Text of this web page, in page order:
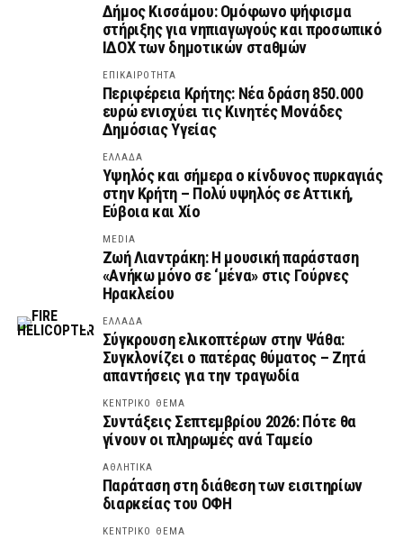
Δήμος Κισσάμου: Ομόφωνο ψήφισμα
στήριξης για νηπιαγωγούς και προσωπικό
ΙΔΟΧ των δημοτικών σταθμών
ΕΠΙΚΑΙΡΟΤΗΤΑ
Περιφέρεια Κρήτης: Νέα δράση 850.000
ευρώ ενισχύει τις Κινητές Μονάδες
Δημόσιας Υγείας
ΕΛΛΑΔΑ
Υψηλός και σήμερα ο κίνδυνος πυρκαγιάς
στην Κρήτη – Πολύ υψηλός σε Αττική,
Εύβοια και Χίο
MEDIA
Ζωή Λιαντράκη: Η μουσική παράσταση
«Ανήκω μόνο σε ‘μένα» στις Γούρνες
Ηρακλείου
ΕΛΛΑΔΑ
Σύγκρουση ελικοπτέρων στην Ψάθα:
Συγκλονίζει ο πατέρας θύματος – Ζητά
απαντήσεις για την τραγωδία
ΚΕΝΤΡΙΚΟ ΘΕΜΑ
Συντάξεις Σεπτεμβρίου 2026: Πότε θα
γίνουν οι πληρωμές ανά Ταμείο
ΑΘΛΗΤΙΚΑ
Παράταση στη διάθεση των εισιτηρίων
διαρκείας του ΟΦΗ
ΚΕΝΤΡΙΚΟ ΘΕΜΑ